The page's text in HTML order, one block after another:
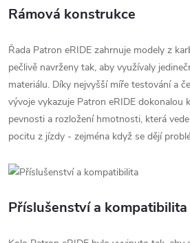
Rámová konstrukce
Řada Patron eRIDE zahrnuje modely z
pečlivě navrženy tak, aby využívaly
materiálu. Díky nejvyšší míře testování a
vývoje vykazuje Patron eRIDE dokonalou
pevnosti a rozložení hmotnosti, která
pocitu z jízdy - zejména když se dějí
Příslušenství a kompatibilita